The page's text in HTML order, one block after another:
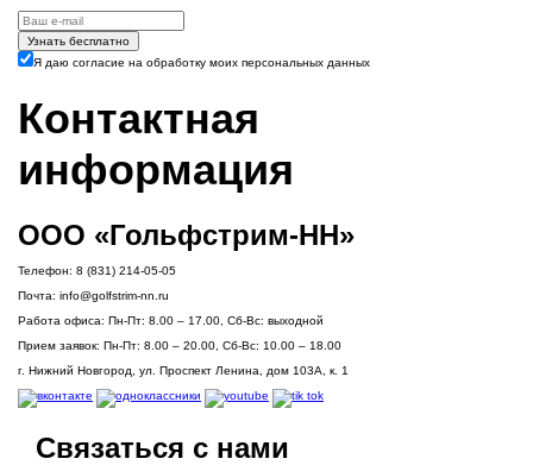
Узнать бесплатно
Я даю согласие на обработку моих персональных данных
Контактная
информация
ООО «Гольфстрим-НН»
Телефон: 8 (831) 214-05-05
Почта: info@golfstrim-nn.ru
Работа офиса: Пн-Пт: 8.00 – 17.00, Сб-Вс: выходной
Прием заявок: Пн-Пт: 8.00 – 20.00, Сб-Вс: 10.00 – 18.00
г. Нижний Новгород, ул. Проспект Ленина, дом 103А, к. 1
Связаться с нами